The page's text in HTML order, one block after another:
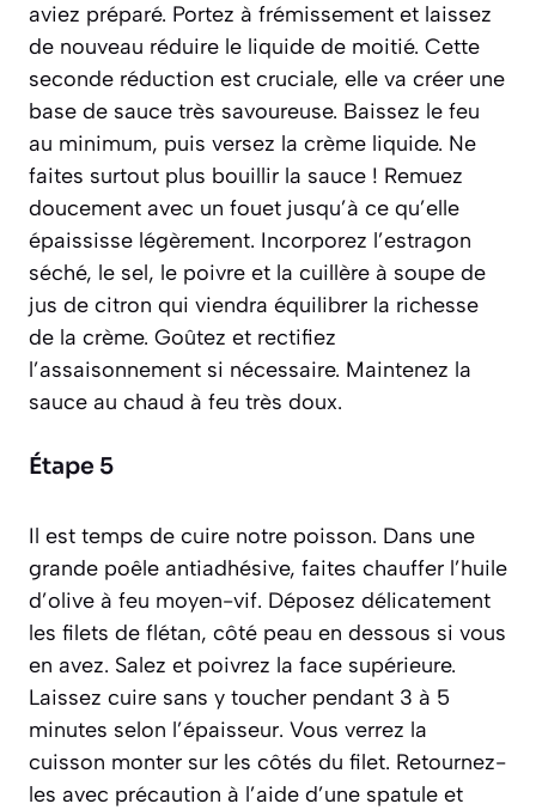
aviez préparé. Portez à frémissement et laissez
de nouveau réduire le liquide de moitié. Cette
seconde réduction est cruciale, elle va créer une
base de sauce très savoureuse. Baissez le feu
au minimum, puis versez la crème liquide. Ne
faites surtout plus bouillir la sauce ! Remuez
doucement avec un fouet jusqu’à ce qu’elle
épaississe légèrement. Incorporez l’estragon
séché, le sel, le poivre et la cuillère à soupe de
jus de citron qui viendra équilibrer la richesse
de la crème. Goûtez et rectifiez
l’assaisonnement si nécessaire. Maintenez la
sauce au chaud à feu très doux.
Étape 5
Il est temps de cuire notre poisson. Dans une
grande poêle antiadhésive, faites chauffer l’huile
d’olive à feu moyen-vif. Déposez délicatement
les filets de flétan, côté peau en dessous si vous
en avez. Salez et poivrez la face supérieure.
Laissez cuire sans y toucher pendant 3 à 5
minutes selon l’épaisseur. Vous verrez la
cuisson monter sur les côtés du filet. Retournez-
les avec précaution à l’aide d’une spatule et